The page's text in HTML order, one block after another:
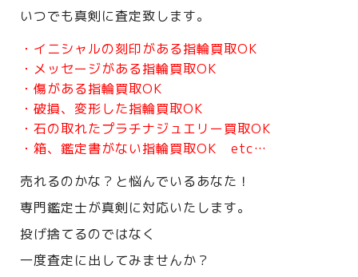
いつでも真剣に査定致します。
・イニシャルの刻印がある指輪買取OK
・メッセージがある指輪買取OK
・傷がある指輪買取OK
・破損、変形した指輪買取OK
・石の取れたプラチナジュエリー買取OK
・箱、鑑定書がない指輪買取OK etc…
売れるのかな？と悩んでいるあなた！
専門鑑定士が真剣に対応いたします。
投げ捨てるのではなく
一度査定に出してみませんか？